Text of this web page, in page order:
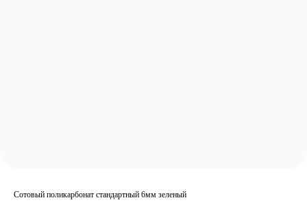
Сотовый поликарбонат стандартный 6мм зеленый